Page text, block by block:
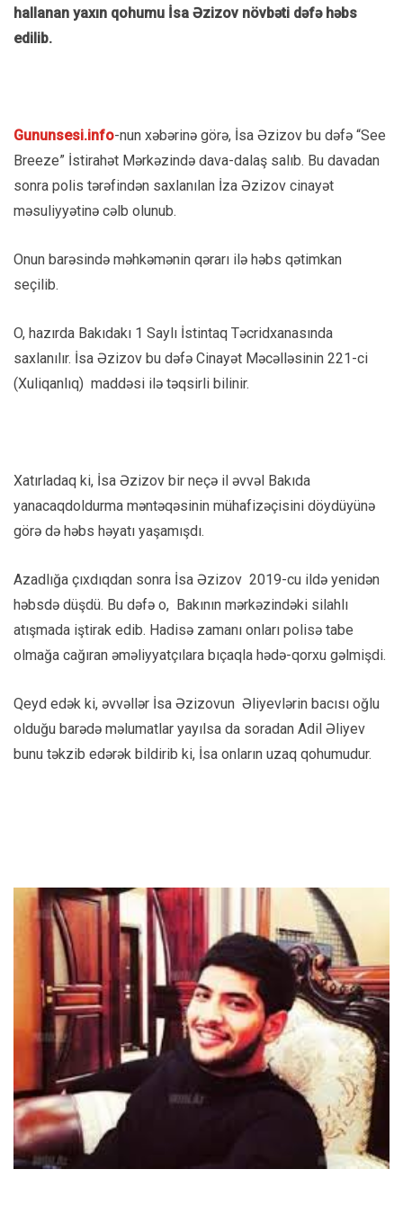
hallanan yaxın qohumu İsa Əzizov növbəti dəfə həbs
edilib.
Gununsesi.info-nun xəbərinə görə, İsa Əzizov bu dəfə “See
Breeze” İstirahət Mərkəzində dava-dalaş salıb. Bu davadan
sonra polis tərəfindən saxlanılan İza Əzizov cinayət
məsuliyyətinə cəlb olunub.
Onun barəsində məhkəmənin qərarı ilə həbs qətimkan
seçilib.
O, hazırda Bakıdakı 1 Saylı İstintaq Təcridxanasında
saxlanılır. İsa Əzizov bu dəfə Cinayət Məcəlləsinin 221-ci
(Xuliqanlıq) maddəsi ilə təqsirli bilinir.
Xatırladaq ki, İsa Əzizov bir neçə il əvvəl Bakıda
yanacaqdoldurma məntəqəsinin mühafizəçisini döydüyünə
görə də həbs həyatı yaşamışdı.
Azadlığa çıxdıqdan sonra İsa Əzizov 2019-cu ildə yenidən
həbsdə düşdü. Bu dəfə o, Bakının mərkəzindəki silahlı
atışmada iştirak edib. Hadisə zamanı onları polisə tabe
olmağa cağıran əməliyyatçılara bıçaqla hədə-qorxu gəlmişdi.
Qeyd edək ki, əvvəllər İsa Əzizovun Əliyevlərin bacısı oğlu
olduğu barədə məlumatlar yayılsa da soradan Adil Əliyev
bunu təkzib edərək bildirib ki, İsa onların uzaq qohumudur.